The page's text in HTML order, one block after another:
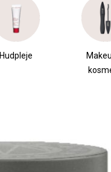
Hudpleje